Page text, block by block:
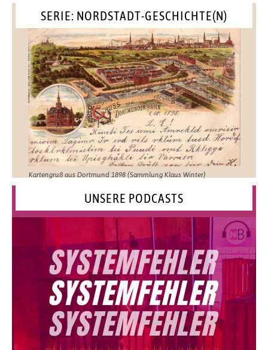
SERIE: NORDSTADT-GESCHICHTE(N)
Kartengruß aus Dortmund 1898 (Sammlung Klaus Winter)
UNSERE PODCASTS